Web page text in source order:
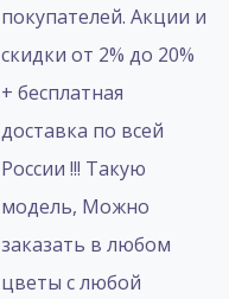
покупателей. Акции и
скидки от 2% до 20%
+ бесплатная
доставка по всей
России !!! Такую
модель, Mожно
заказать в любом
цветы с любой